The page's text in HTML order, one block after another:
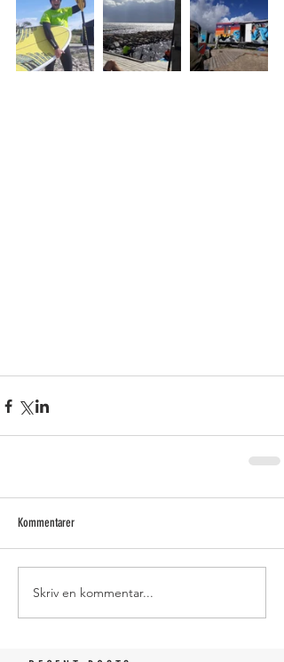
Kommentarer
Skriv en kommentar...